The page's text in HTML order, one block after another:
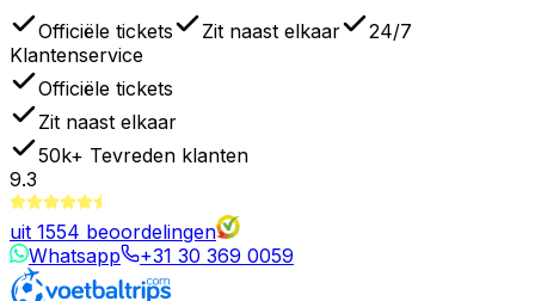
Officiële tickets Zit naast elkaar
24/7
Klantenservice
Officiële tickets
Zit naast elkaar
50k+ Tevreden klanten
9.3
uit 1554 beoordelingen
Whatsapp
+31 30 369 0059